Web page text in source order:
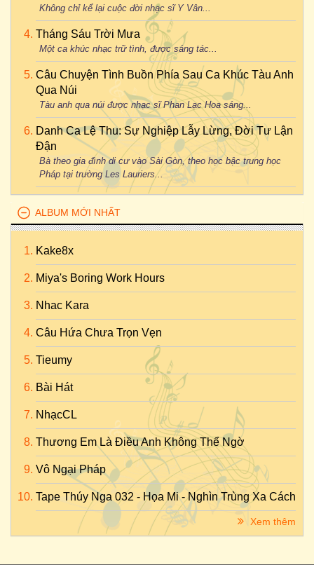
Không chỉ kể lại cuộc đời nhạc sĩ Y Vân...
Tháng Sáu Trời Mưa
Một ca khúc nhạc trữ tình, được sáng tác...
Câu Chuyện Tình Buồn Phía Sau Ca Khúc Tàu Anh
Qua Núi
Tàu anh qua núi được nhạc sĩ Phan Lạc Hoa sáng...
Danh Ca Lệ Thu: Sự Nghiệp Lẫy Lừng, Đời Tư Lận
Đận
Bà theo gia đình di cư vào Sài Gòn, theo học bậc trung học
Pháp tại trường Les Lauriers...
ALBUM MỚI NHẤT
Kake8x
Miya's Boring Work Hours
Nhac Kara
Câu Hứa Chưa Trọn Vẹn
Tieumy
Bài Hát
NhạcCL
Thương Em Là Điều Anh Không Thể Ngờ
Vô Ngại Pháp
Tape Thúy Nga 032 - Họa Mi - Nghìn Trùng Xa Cách
Xem thêm